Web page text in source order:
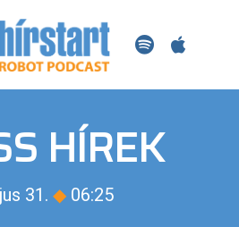
HÍREK
31. ◆ 06:25